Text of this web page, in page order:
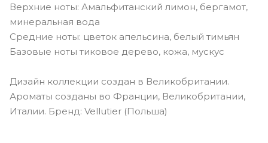
Верхние ноты: Амальфитанский лимон, бергамот,
минеральная вода
Средние ноты: цветок апельсина, белый тимьян
Базовые ноты тиковое дерево, кожа, мускус
Дизайн коллекции создан в Великобритании.
Ароматы созданы во Франции, Великобритании,
Италии. Бренд: Vellutier (Польша)